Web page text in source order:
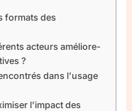
formats des
acteurs améliore-
?
dans l’usage
l’impact des